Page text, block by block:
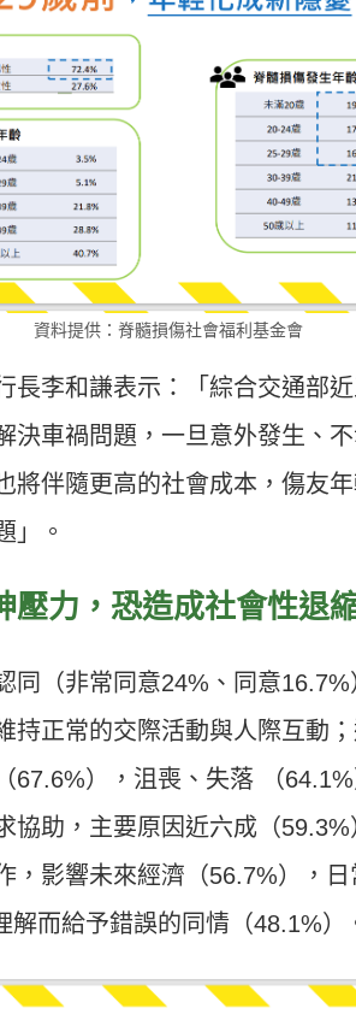
資料提供：脊髓損傷社會福利基金會
長李和謙表示：「綜合交通部
決車禍問題，一旦意外發生、
將伴隨更高的社會成本，傷友
」。
壓力，恐造成社會性退
同（非常同意24%、同意
持正常的交際活動與人際互動
67.6%），沮喪、失落 （
協助，主要原因近六成（
，影響未來經濟（56.7%），
解而給予錯誤的同情（48.1%）